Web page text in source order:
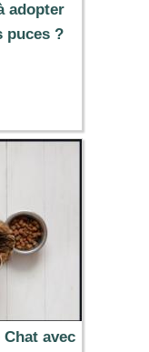
adopter
puces ?
avec